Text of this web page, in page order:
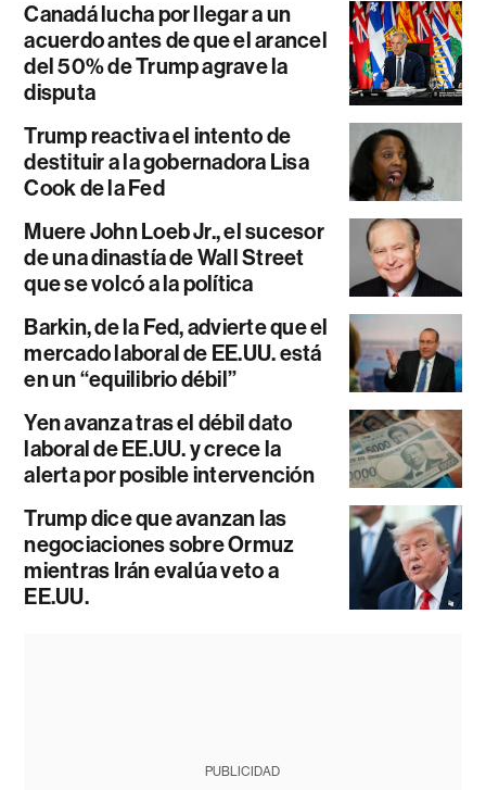
Canadá lucha por llegar a un
acuerdo antes de que el arancel
del 50% de Trump agrave la
disputa
Trump reactiva el intento de
destituir a la gobernadora Lisa
Cook de la Fed
Muere John Loeb Jr., el sucesor
de una dinastía de Wall Street
que se volcó a la política
Barkin, de la Fed, advierte que el
mercado laboral de EE.UU. está
en un “equilibrio débil”
Yen avanza tras el débil dato
laboral de EE.UU. y crece la
alerta por posible intervención
Trump dice que avanzan las
negociaciones sobre Ormuz
mientras Irán evalúa veto a
EE.UU.
PUBLICIDAD